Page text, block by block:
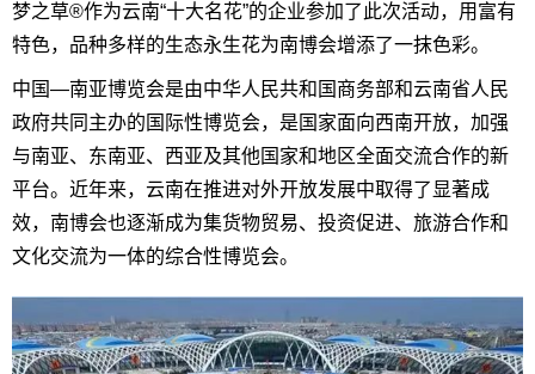
梦之草®作为云南“十大名花”的企业参加了此次活动，用富有
特色，品种多样的生态永生花为南博会增添了一抹色彩。
中国—南亚博览会是由中华人民共和国商务部和云南省人民
政府共同主办的国际性博览会，是国家面向西南开放，加强
与南亚、东南亚、西亚及其他国家和地区全面交流合作的新
平台。近年来，云南在推进对外开放发展中取得了显著成
效，南博会也逐渐成为集货物贸易、投资促进、旅游合作和
文化交流为一体的综合性博览会。